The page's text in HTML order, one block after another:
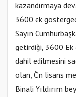
kazandırmaya
3600 ek
Sayın
getirdiği, 3600 Ek
dahil edilmesini
olan, Ön lisans
Binali Yıldırım